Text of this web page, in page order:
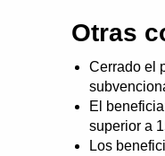
Otras
Cerrado el
El
superior a
Los